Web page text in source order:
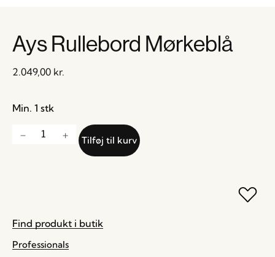
Ays Rullebord Mørkeblå
2.049,00 kr.
Min. 1 stk
Tilføj til kurv
Find produkt i butik
Professionals